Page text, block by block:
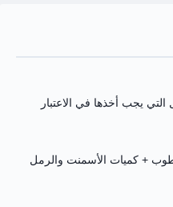
التي يجب أخذها في الاعتبار
+ كميات الأسمنت والرمل